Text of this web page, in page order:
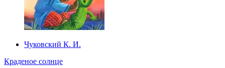
Чуковский К. И.
Краденое солнце